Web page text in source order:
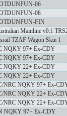
06
08
FIN
Mainline v0.1
TZAF Wagon Skin 1
NQKY 97+ Ex-CDY
NQKY 97+ Ex-CDY
NQKY 22+ Ex-CDY
NQKY 22+ Ex-CDY
NRC NQKY 97+ Ex-
NRC NQKY 22+ Ex-
NRC NQKY 22+ Ex-
NQKY 97+ Ex-CDY